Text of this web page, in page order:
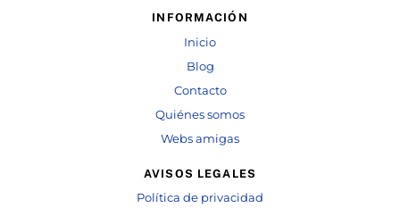
INFORMACIÓN
Inicio
Blog
Contacto
Quiénes somos
Webs amigas
AVISOS LEGALES
Política de privacidad